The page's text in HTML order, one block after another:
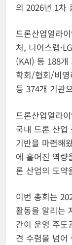
의 2026년 1차
드론산업얼라
처, 니어스랩
(KAI) 등 188개
학회/협회/비
등 374개 기관
드론산업얼라
국내 드론 산업
기반을 마련해
에 흩어진 역량
론 산업의 도약
이번 총회는
활동을 알리는
간이 운영 주도
견 수렴을 넘어